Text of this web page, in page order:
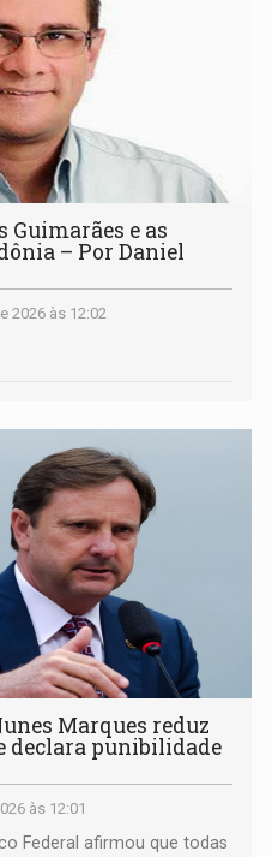
Guimarães e as
– Por Daniel
2026 às 12:02
Marques reduz
declara punibilidade
às 12:01
Federal afirmou que todas